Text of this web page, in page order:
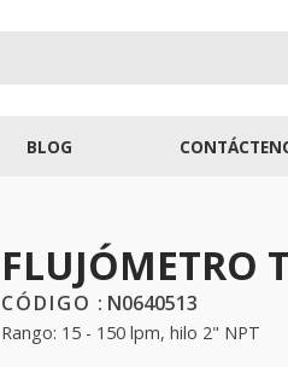
BLOG
FLUJÓMETRO
: N0640513
Rango: 15 - 150 lpm, hilo 2" NPT